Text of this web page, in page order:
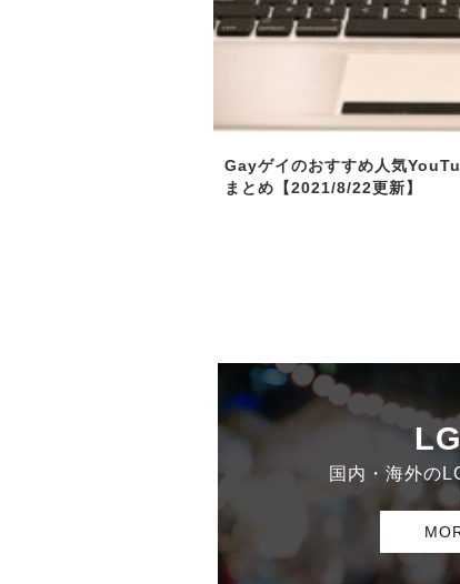
Gayゲイのおすすめ人気
まとめ【2021/8/22更新】
国内・海外の